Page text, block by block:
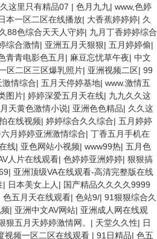
这里只有精品07 | 色月九九| www,色婷
本一区二区在线播放| 大香蕉婷婷婷| 久
88色综合天天人守婷| 九月丁香婷婷综合
综合激情| 亚洲五月天狠狠| 五月婷婷偷|
青青电影色五月 | 麻豆忘忧草午夜| 中文
区二区三区爆乳照片| 亚洲视频二区| 99
情综合| 五月天停婷基地| www.激情五
图片| 婷婷深爱五月天在线| 九九久久这
天黄色激情小说| 亚洲色色精品| 久久这
在线视频| 婷婷综合久久综合| 五月婷婷
月婷婷亚洲激情综合| 丁香五月手机在
线| 亚色网站小视频| www99热| 五月色
人片在线观看| 色婷婷亚洲婷婷| 狠狠搞
| 亚洲顶级VA在线观看-高清完整版在线
| 日本美女上人 | 国产精品久久久久9999
色五月天在线观看| 色站9/| 91狠狠综合久
| 亚洲中文AV网站| 亚洲成人网在线观
狠五月天婷婷激情网。 | 天堂久久性| 日
视频一区二区在线观看 | 91日精品| 色五